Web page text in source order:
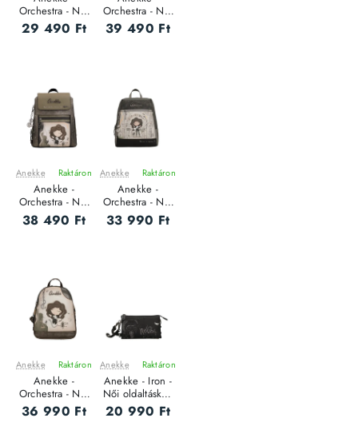
Orchestra - Női
oldaltáska
29 490 Ft
Orchestra - Női
oldaltáska
39 490 Ft
ÚJ
Anekke Raktáron
Anekke -
Orchestra - Női
hátizsák
38 490 Ft
ÚJ
Anekke Raktáron
Anekke -
Orchestra - Női
hátizsák
33 990 Ft
ÚJ
Anekke Raktáron
Anekke -
Orchestra - Női
hátizsák
36 990 Ft
ÚJ
Anekke Raktáron
Anekke - Iron -
Női oldaltáska -
S
20 990 Ft